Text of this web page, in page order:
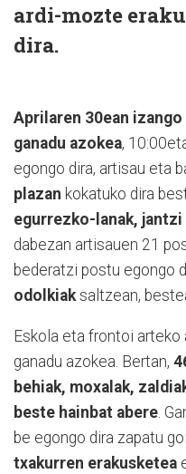
ardi-mozte
dira.
Aprilaren 30ean
ganadu azokea,
egongo dira, artisau eta
plazan kokatuko dira
egurrezko-lanak, jantzi
dabezan artisauen 21
bederatzi postu egongo
odolkiak saltzean,
Eskola eta frontoi arteko
ganadu azokea. Bertan,
behiak, moxalak,
beste hainbat abere.
be egongo dira zapatu
txakurren erakusketea